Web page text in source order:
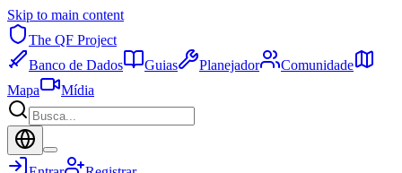
Skip to main content
The QF Project
Banco de Dados
Guias Planejador
Comunidade
Mapa
Mídia